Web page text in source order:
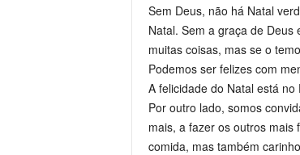
Sem Deus, não há Natal
Natal. Sem a graça de
muitas coisas, mas se o
Podemos ser felizes com
A felicidade do Natal está no
Por outro lado, somos
mais, a fazer os outros mais
comida, mas também